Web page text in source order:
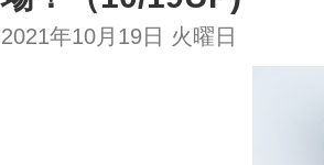
2021年10月19日 火曜日